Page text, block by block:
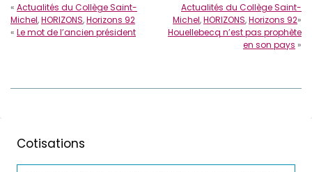
« Actualités du Collège Saint-
Michel,HORIZONS,Horizons 92
« Le mot de l’ancien président
Actualités du Collège Saint-
Michel,HORIZONS,Horizons 92»
Houellebecq n’est pas prophète
en son pays »
Cotisations